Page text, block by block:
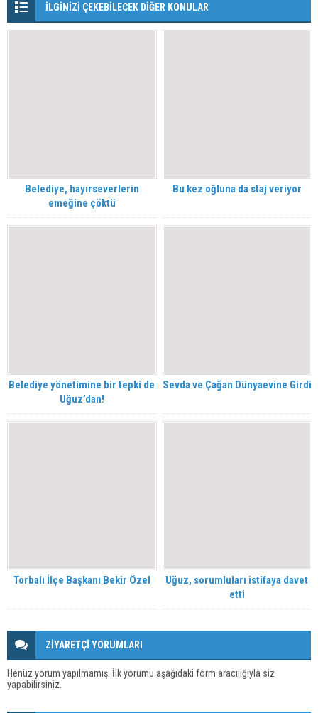
İLGİNİZİ ÇEKEBİLECEK DİĞER KONULAR
Belediye, hayırseverlerin
emeğine çöktü
Bu kez oğluna da staj veriyor
Belediye yönetimine bir tepki de
Uğuz’dan!
Sevda ve Çağan Dünyaevine Girdi
Torbalı İlçe Başkanı Bekir Özel
Uğuz, sorumluları istifaya davet
etti
ZİYARETÇİ YORUMLARI
Henüz yorum yapılmamış. İlk yorumu aşağıdaki form aracılığıyla siz
yapabilirsiniz.